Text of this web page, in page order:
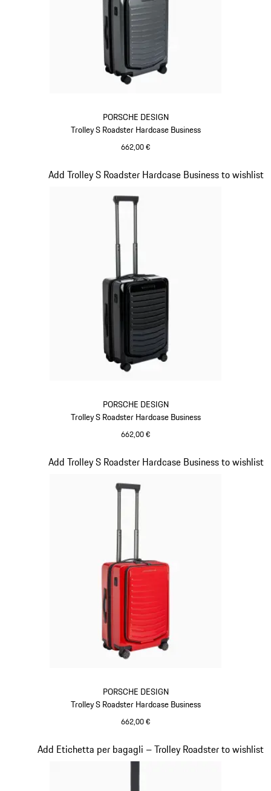
PORSCHE DESIGN
Trolley S Roadster Hardcase Business
662,00 €
PORSCHE DESIGN
Trolley S Roadster Hardcase Business
662,00 €
Add Trolley S Roadster Hardcase Business to wishlist
Diapositiva 15 di 20
PORSCHE DESIGN
Trolley S Roadster Hardcase Business
662,00 €
Add Trolley S Roadster Hardcase Business to wishlist
Diapositiva 16 di 20
Add Etichetta per bagagli – Trolley Roadster to wishlist
Diapositiva 17 di 20